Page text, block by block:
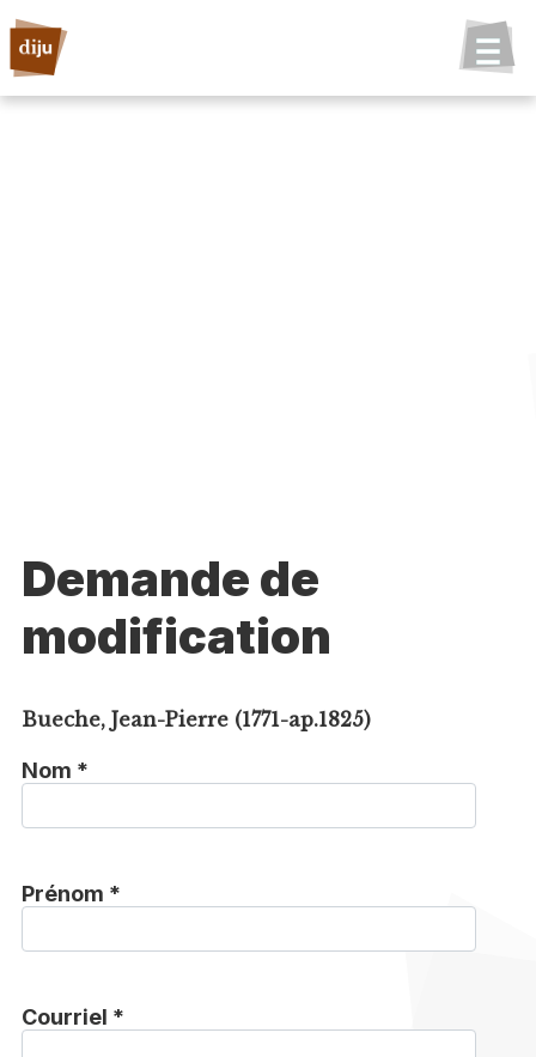
Demande de
modification
Bueche, Jean-Pierre (1771-ap.1825)
Nom *
Prénom *
Courriel *